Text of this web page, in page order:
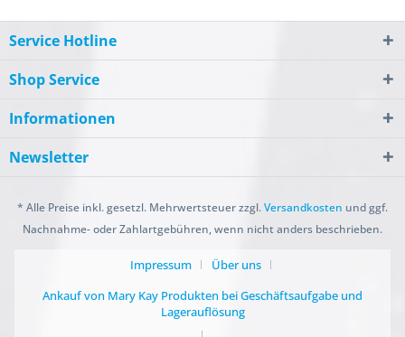
Service Hotline
Shop Service
Informationen
Newsletter
* Alle Preise inkl. gesetzl. Mehrwertsteuer zzgl.Versandkosten und ggf.
Nachnahme- oder Zahlartgebühren, wenn nicht anders beschrieben.
Impressum
Über uns
Ankauf von Mary Kay Produkten bei Geschäftsaufgabe und
Lagerauflösung